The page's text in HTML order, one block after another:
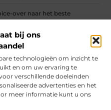
bij ons
technologieën om inzicht te
en om uw ervaring te
verschillende doeleinden
advertenties en het
meer informatie kunt u ons
over naar het beste
Partners Over ons Ons team